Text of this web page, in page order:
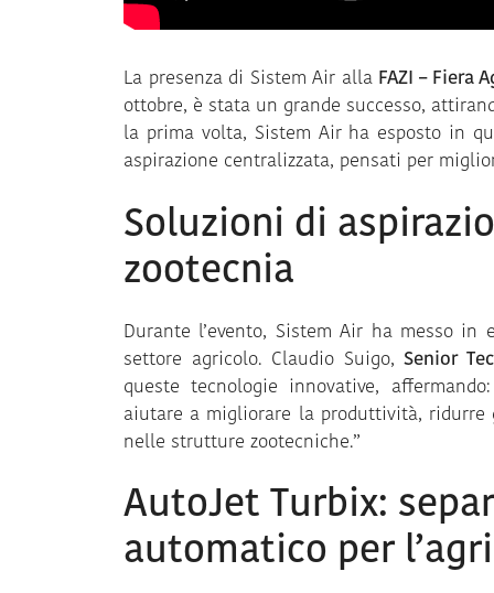
La presenza di Sistem Air alla FAZI – Fiera
ottobre, è stata un grande successo,
la prima volta, Sistem Air ha esposto in
aspirazione centralizzata, pensati per
Soluzioni di
zootecnia
Durante l’evento, Sistem Air ha messo
settore agricolo. Claudio Suigo,Senior
queste tecnologie innovative,
aiutare a migliorare la produttività,
nelle strutture zootecniche.”
AutoJet Turbix:
automatico per